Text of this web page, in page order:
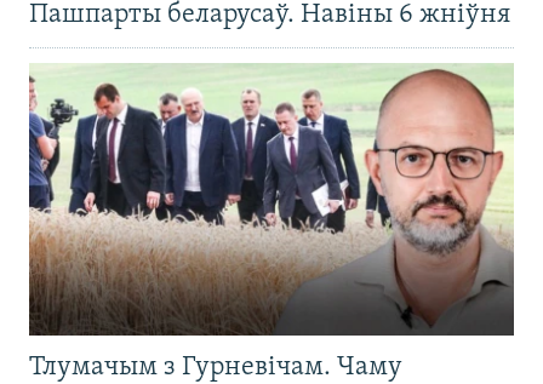
Пашпарты беларусаў. Навіны 6 жніўня
Тлумачым з Гурневічам. Чаму